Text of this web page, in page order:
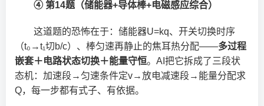
④ 第14题（储能器+导体棒+电磁感应综合）
这道题的恐怖在于：储能器U=kq、开关切换时序
（t₀→t₁切b/c）、棒匀速再静止的焦耳热分配——多过程
嵌套＋电路状态切换＋能量守恒。AI把它拆成了三段状
态机：加速段→匀速条件定v→放电减速段→能量分配求
Q，每一步都有式子、有依据。